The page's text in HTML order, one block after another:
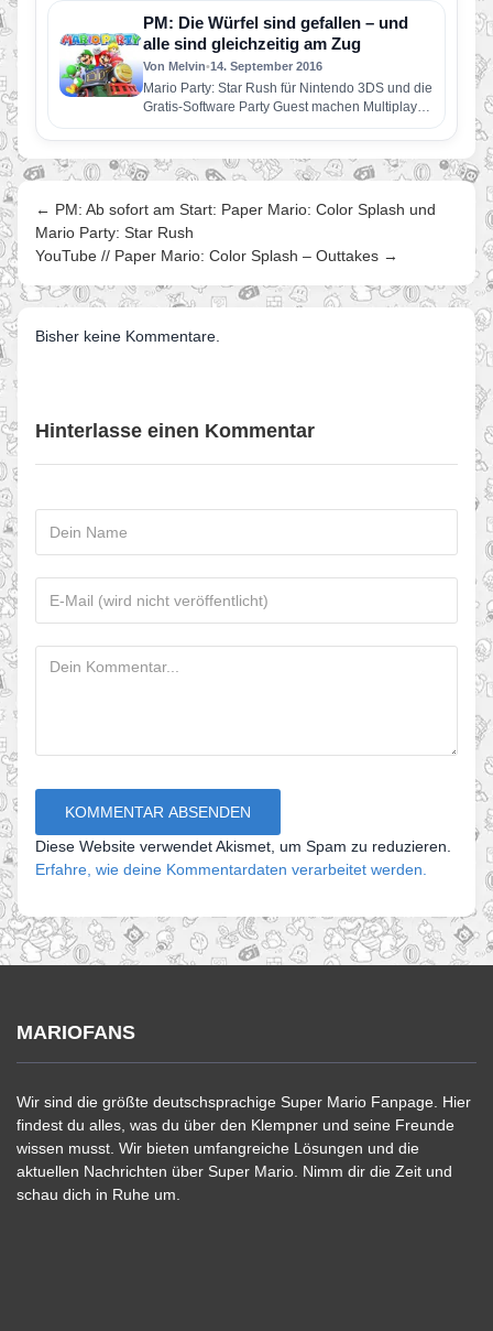
Super…
PM: Die Würfel sind gefallen – und
alle sind gleichzeitig am Zug
Von Melvin•14. September 2016
Mario Party: Star Rush für Nintendo 3DS und die
Gratis-Software Party Guest machen Multiplayer-
Spiele dynamischer denn je Wer…
← PM: Ab sofort am Start: Paper Mario: Color Splash und
Mario Party: Star Rush
YouTube // Paper Mario: Color Splash – Outtakes →
Bisher keine Kommentare.
Hinterlasse einen Kommentar
Diese Website verwendet Akismet, um Spam zu reduzieren.
Erfahre, wie deine Kommentardaten verarbeitet werden.
MARIOFANS
Wir sind die größte deutschsprachige Super Mario Fanpage. Hier
findest du alles, was du über den Klempner und seine Freunde
wissen musst. Wir bieten umfangreiche Lösungen und die
aktuellen Nachrichten über Super Mario. Nimm dir die Zeit und
schau dich in Ruhe um.